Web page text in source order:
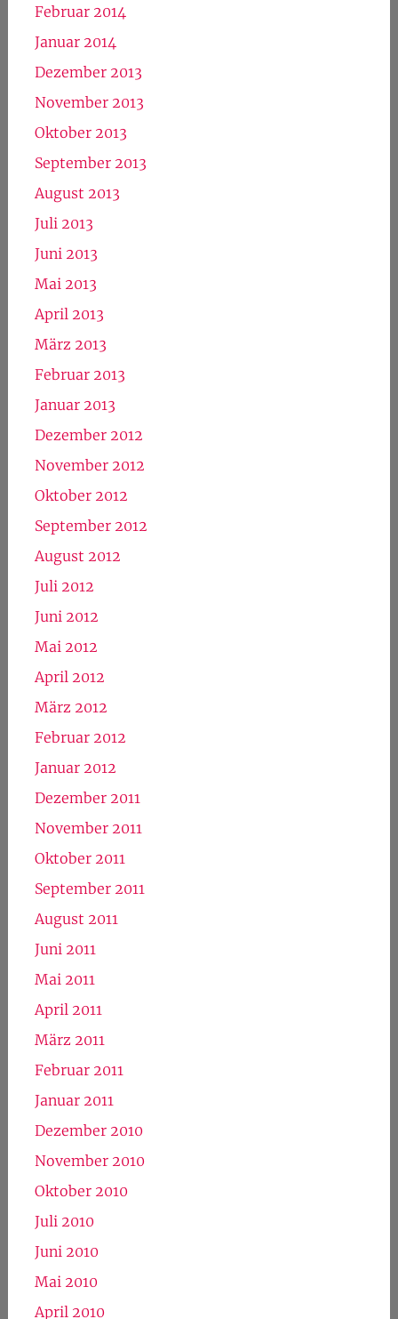
September 2014
August 2014
Juli 2014
Juni 2014
Mai 2014
April 2014
März 2014
Februar 2014
Januar 2014
Dezember 2013
November 2013
Oktober 2013
September 2013
August 2013
Juli 2013
Juni 2013
Mai 2013
April 2013
März 2013
Februar 2013
Januar 2013
Dezember 2012
November 2012
Oktober 2012
September 2012
August 2012
Juli 2012
Juni 2012
Mai 2012
April 2012
März 2012
Februar 2012
Januar 2012
Dezember 2011
November 2011
Oktober 2011
September 2011
August 2011
Juni 2011
Mai 2011
April 2011
März 2011
Februar 2011